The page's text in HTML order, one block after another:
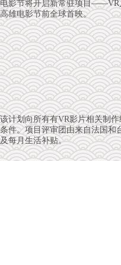
电影节将开启新常驻项目——VR
高雄电影节前全球首映。
该计划向所有有VR影片相关制
条件。项目评审团由来自法国和
及每月生活补贴。